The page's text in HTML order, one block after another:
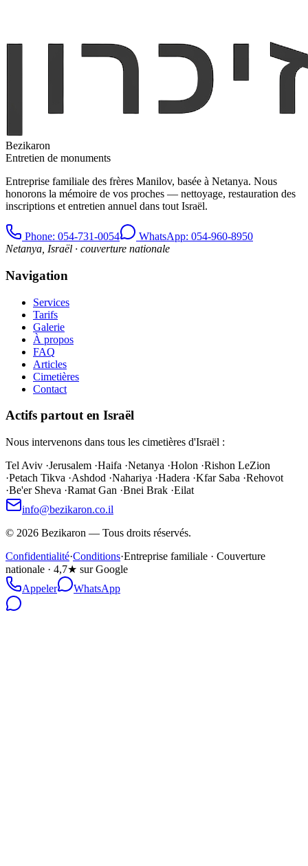
Bezikaron
Entretien de monuments
Entreprise familiale des frères Manilov, basée à Netanya. Nous
honorons la mémoire de vos proches — nettoyage, restauration des
inscriptions et entretien annuel dans tout Israël.
Phone: 054-731-0054
WhatsApp: 054-960-8950
Netanya, Israël · couverture nationale
Navigation
Services
Tarifs
Galerie
À propos
FAQ
Articles
Cimetières
Contact
Actifs partout en Israël
Nous intervenons dans tous les cimetières d'Israël :
Tel Aviv ·Jerusalem ·Haifa ·Netanya ·Holon ·Rishon LeZion
·Petach Tikva ·Ashdod ·Nahariya ·Hadera ·Kfar Saba ·Rehovot
·Be'er Sheva ·Ramat Gan ·Bnei Brak ·Eilat
info@bezikaron.co.il
© 2026 Bezikaron — Tous droits réservés.
Confidentialité·Conditions·Entreprise familiale · Couverture
nationale · 4,7★ sur Google
Appeler
WhatsApp